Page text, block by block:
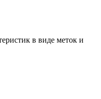
в виде меток и